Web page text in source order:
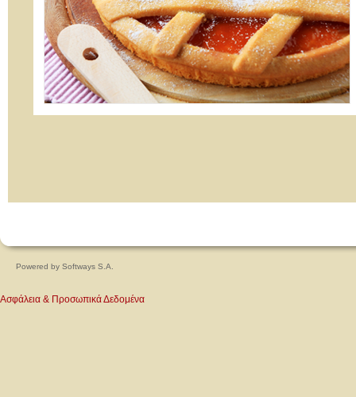
Powered by Softways S.A.
Ασφάλεια & Προσωπικά Δεδομένα